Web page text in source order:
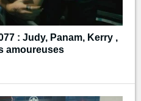
: Judy, Panam, Kerry ,
amoureuses